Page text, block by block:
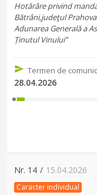
Hotărâre privind
Bătrâni,judeţul
Adunarea Generală a
Ținutul Vinului”
Termen de
28.04.2026
Nr. 14 / 15.04.2026
Caracter individual